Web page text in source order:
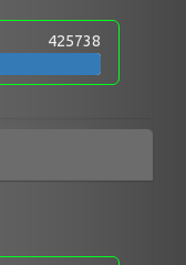
425738